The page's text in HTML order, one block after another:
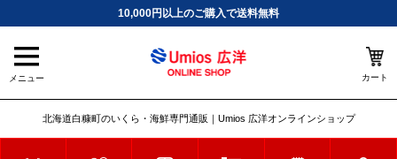
10,000円以上のご購入で送料無料
メニュー カート
北海道白糠町のいくら・海鮮専門通販｜Umios 広洋オンラインショップ